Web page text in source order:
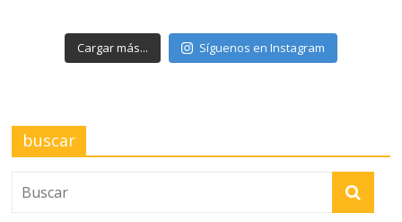
Cargar más... Síguenos en Instagram
buscar